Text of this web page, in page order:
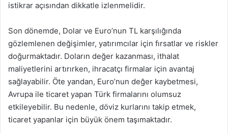
istikrar açısından dikkatle izlenmelidir.
Son dönemde, Dolar ve Euro’nun TL karşılığında
gözlemlenen değişimler, yatırımcılar için fırsatlar ve riskler
doğurmaktadır. Doların değer kazanması, ithalat
maliyetlerini artırırken, ihracatçı firmalar için avantaj
sağlayabilir. Öte yandan, Euro’nun değer kaybetmesi,
Avrupa ile ticaret yapan Türk firmalarını olumsuz
etkileyebilir. Bu nedenle, döviz kurlarını takip etmek,
ticaret yapanlar için büyük önem taşımaktadır.